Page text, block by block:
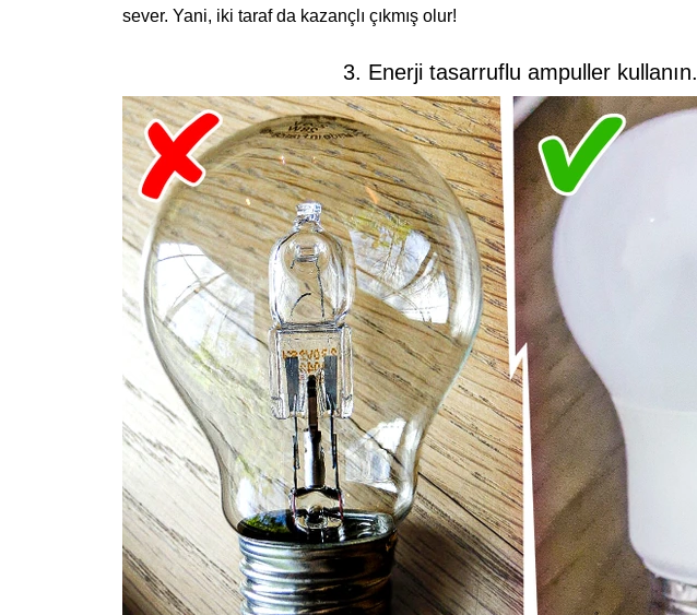
sever. Yani, iki taraf da kazançlı çıkmış olur!
3. Enerji tasarruflu ampuller kullanın.